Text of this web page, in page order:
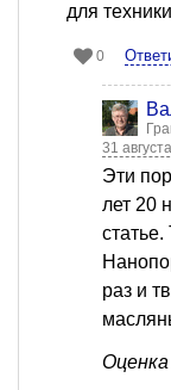
для
0
31
Эти
лет 20
раз и